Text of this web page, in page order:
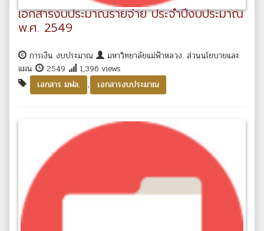
เอกสารงบประมาณรายจ่าย ประจำปีงบประมาณ
พ.ศ. 2549
การเงิน งบประมาณ
มหาวิทยาลัยแม่ฟ้าหลวง. ส่วนนโยบายและ
แผน
2549
1,396 views
เอกสาร มฟล.
, เอกสารงบประมาณ